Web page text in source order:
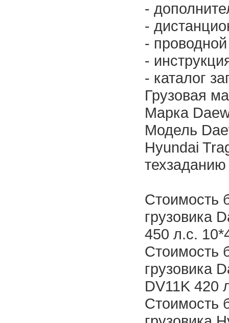
-
-
-
-
- каталог
Грузовая
Марка
Модель
Hyundai
Cтоимость
грузовика
450 л.с.
Cтоимость
грузовика
DV11K 420
Cтоимость